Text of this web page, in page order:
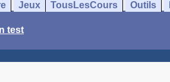
Jeux TousLesCours Outils
test